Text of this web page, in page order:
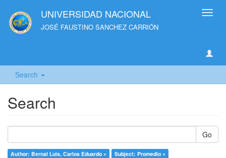
UNIVERSIDAD NACIONAL
JOSÉ FAUSTINO SANCHEZ CARRIÓN
Search
Search
Go
Author: Bernal Luis, Carlos Eduardo ×
Subject: Promedio ×